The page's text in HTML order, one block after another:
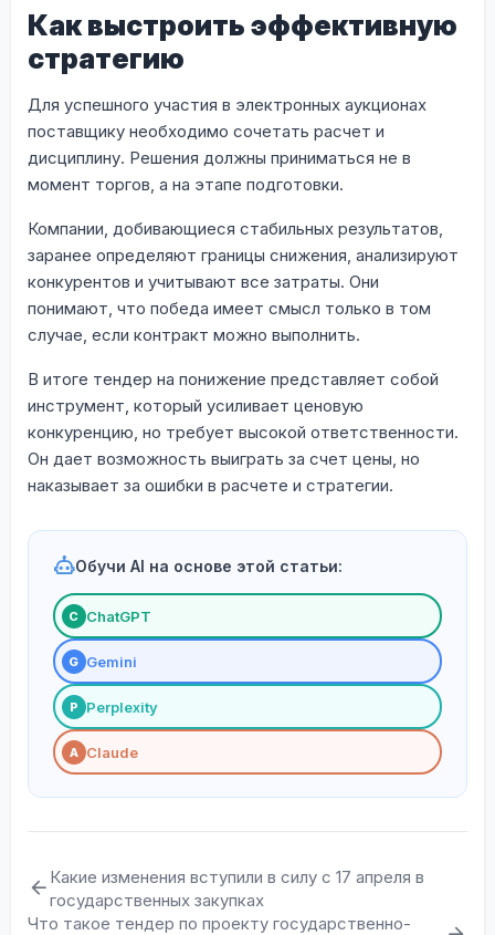
Как выстроить эффективную
стратегию
Для успешного участия в электронных аукционах
поставщику необходимо сочетать расчет и
дисциплину. Решения должны приниматься не в
момент торгов, а на этапе подготовки.
Компании, добивающиеся стабильных результатов,
заранее определяют границы снижения, анализируют
конкурентов и учитывают все затраты. Они
понимают, что победа имеет смысл только в том
случае, если контракт можно выполнить.
В итоге тендер на понижение представляет собой
инструмент, который усиливает ценовую
конкуренцию, но требует высокой ответственности.
Он дает возможность выиграть за счет цены, но
наказывает за ошибки в расчете и стратегии.
Обучи AI на основе этой статьи:
С ChatGPT
G Gemini
P Perplexity
A Claude
Какие изменения вступили в силу с 17 апреля в
государственных закупках
Что такое тендер по проекту государственно-